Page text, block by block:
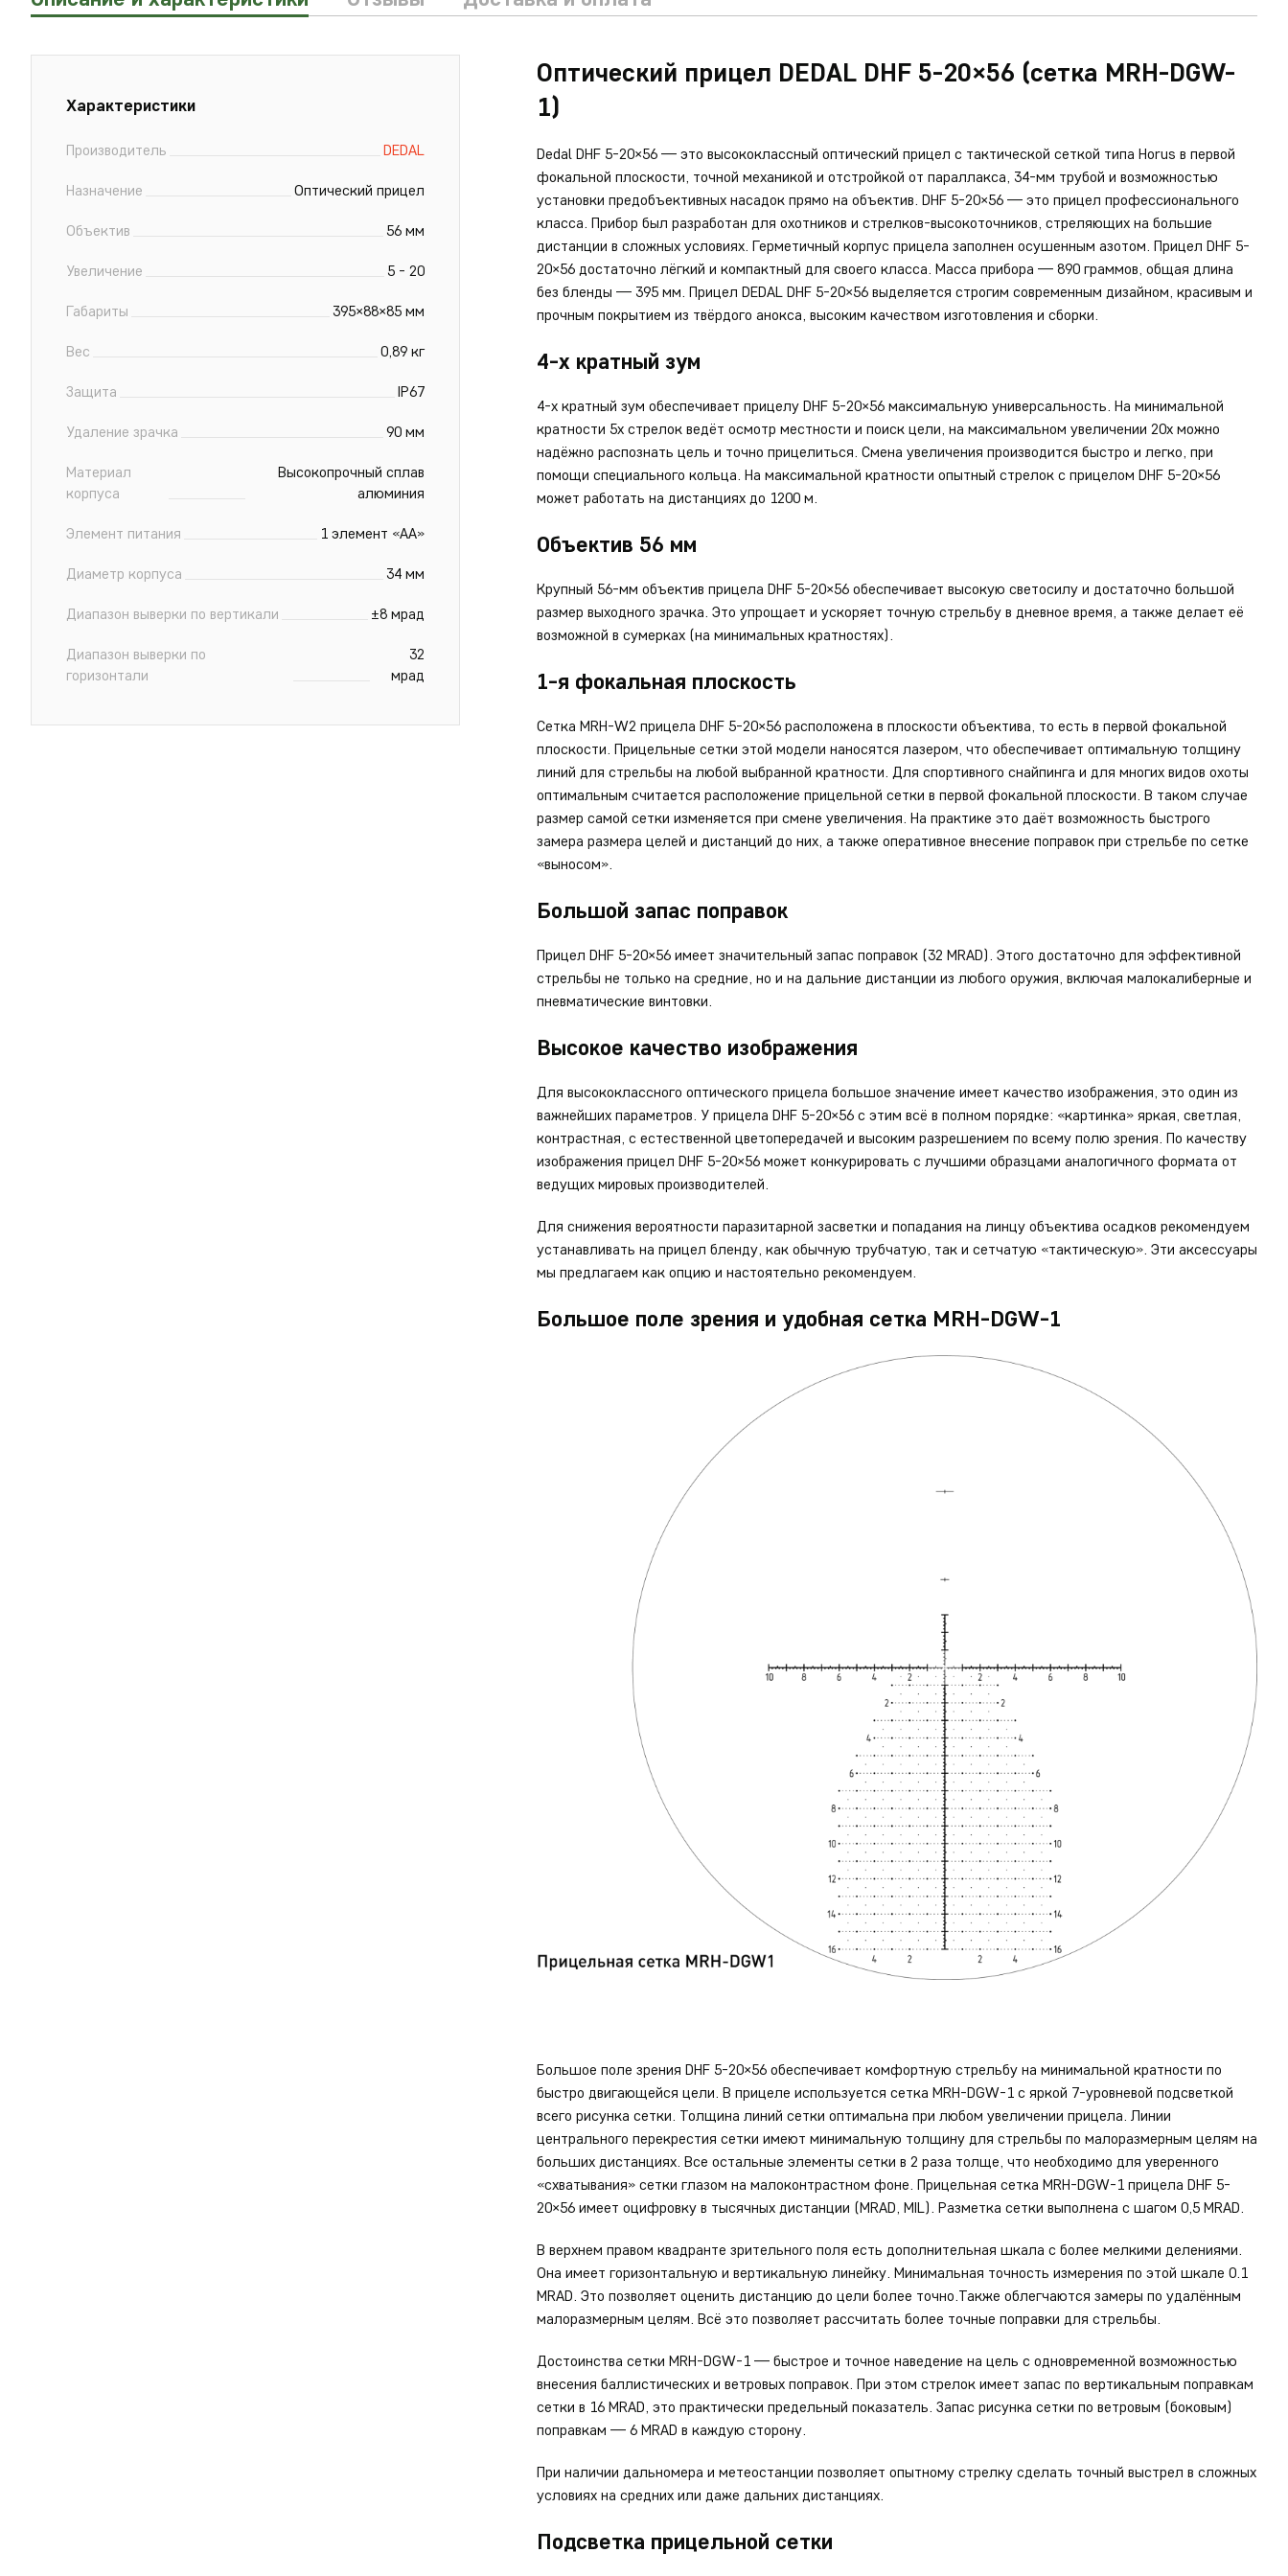
Xарактеристики
Производитель DEDAL
Назначение Оптический прицел
Объектив 56 мм
Увеличение 5 - 20
Габариты 395×88×85 мм
Вес 0,89 кг
Защита IP67
Удаление зрачка 90 мм
Материал
корпуса
Высокопрочный сплав
алюминия
Элемент питания 1 элемент «АА»
Диаметр корпуса 34 мм
Диапазон выверки по вертикали ±8 мрад
Диапазон выверки по
горизонтали
32
мрад
Оптический прицел DEDAL DHF 5-20×56 (сетка MRH-DGW-
1)
Dedal DHF 5-20×56 — это высококлассный оптический прицел с тактической сеткой типа Horus в первой
фокальной плоскости, точной механикой и отстройкой от параллакса, 34-мм трубой и возможностью
установки предобъективных насадок прямо на объектив. DHF 5-20×56 — это прицел профессионального
класса. Прибор был разработан для охотников и стрелков-высокоточников, стреляющих на большие
дистанции в сложных условиях. Герметичный корпус прицела заполнен осушенным азотом. Прицел DHF 5-
20×56 достаточно лёгкий и компактный для своего класса. Масса прибора — 890 граммов, общая длина
без бленды — 395 мм. Прицел DEDAL DHF 5-20×56 выделяется строгим современным дизайном, красивым и
прочным покрытием из твёрдого анокса, высоким качеством изготовления и сборки.
4-х кратный зум
4-х кратный зум обеспечивает прицелу DHF 5-20×56 максимальную универсальность. На минимальной
кратности 5х стрелок ведёт осмотр местности и поиск цели, на максимальном увеличении 20х можно
надёжно распознать цель и точно прицелиться. Смена увеличения производится быстро и легко, при
помощи специального кольца. На максимальной кратности опытный стрелок с прицелом DHF 5-20×56
может работать на дистанциях до 1200 м.
Объектив 56 мм
Крупный 56-мм объектив прицела DHF 5-20×56 обеспечивает высокую светосилу и достаточно большой
размер выходного зрачка. Это упрощает и ускоряет точную стрельбу в дневное время, а также делает её
возможной в сумерках (на минимальных кратностях).
1-я фокальная плоскость
Сетка MRH-W2 прицела DHF 5-20×56 расположена в плоскости объектива, то есть в первой фокальной
плоскости. Прицельные сетки этой модели наносятся лазером, что обеспечивает оптимальную толщину
линий для стрельбы на любой выбранной кратности. Для спортивного снайпинга и для многих видов охоты
оптимальным считается расположение прицельной сетки в первой фокальной плоскости. В таком случае
размер самой сетки изменяется при смене увеличения. На практике это даёт возможность быстрого
замера размера целей и дистанций до них, а также оперативное внесение поправок при стрельбе по сетке
«выносом».
Большой запас поправок
Прицел DHF 5-20×56 имеет значительный запас поправок (32 MRAD). Этого достаточно для эффективной
стрельбы не только на средние, но и на дальние дистанции из любого оружия, включая малокалиберные и
пневматические винтовки.
Высокое качество изображения
Для высококлассного оптического прицела большое значение имеет качество изображения, это один из
важнейших параметров. У прицела DHF 5-20×56 с этим всё в полном порядке: «картинка» яркая, светлая,
контрастная, с естественной цветопередачей и высоким разрешением по всему полю зрения. По качеству
изображения прицел DHF 5-20×56 может конкурировать с лучшими образцами аналогичного формата от
ведущих мировых производителей.
Для снижения вероятности паразитарной засветки и попадания на линцу объектива осадков рекомендуем
устанавливать на прицел бленду, как обычную трубчатую, так и сетчатую «тактическую». Эти аксессуары
мы предлагаем как опцию и настоятельно рекомендуем.
Большое поле зрения и удобная сетка MRH-DGW-1
Большое поле зрения DHF 5-20×56 обеспечивает комфортную стрельбу на минимальной кратности по
быстро двигающейся цели. В прицеле используется сетка MRH-DGW-1 с яркой 7-уровневой подсветкой
всего рисунка сетки. Толщина линий сетки оптимальна при любом увеличении прицела. Линии
центрального перекрестия сетки имеют минимальную толщину для стрельбы по малоразмерным целям на
больших дистанциях. Все остальные элементы сетки в 2 раза толще, что необходимо для уверенного
«схватывания» сетки глазом на малоконтрастном фоне. Прицельная сетка MRH-DGW-1 прицела DHF 5-
20×56 имеет оцифровку в тысячных дистанции (MRAD, MIL). Разметка сетки выполнена с шагом 0,5 MRAD.
В верхнем правом квадранте зрительного поля есть дополнительная шкала с более мелкими делениями.
Она имеет горизонтальную и вертикальную линейку. Минимальная точность измерения по этой шкале 0.1
MRAD. Это позволяет оценить дистанцию до цели более точно.Также облегчаются замеры по удалённым
малоразмерным целям. Всё это позволяет рассчитать более точные поправки для стрельбы.
Достоинства сетки MRH-DGW-1 — быстрое и точное наведение на цель с одновременной возможностью
внесения баллистических и ветровых поправок. При этом стрелок имеет запас по вертикальным поправкам
сетки в 16 MRAD, это практически предельный показатель. Запас рисунка сетки по ветровым (боковым)
поправкам — 6 MRAD в каждую сторону.
При наличии дальномера и метеостанции позволяет опытному стрелку сделать точный выстрел в сложных
условиях на средних или даже дальних дистанциях.
Подсветка прицельной сетки